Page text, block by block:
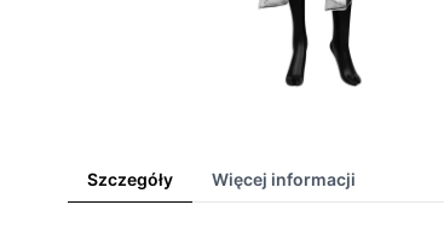
Szczegóły Więcej informacji